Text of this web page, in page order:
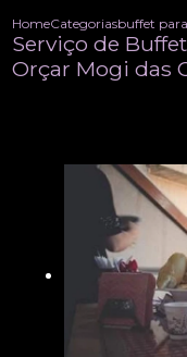
HomeCategoriasbuffet
Serviço de
Orçar Mogi das